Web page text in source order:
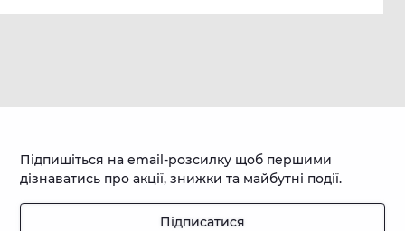
Підпишіться на email-розсилку щоб першими
дізнаватись про акції, знижки та майбутні події.
Підписатися